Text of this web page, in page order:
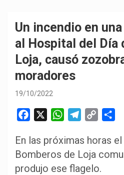
Un incendio en
al Hospital del Día
Loja, causó
moradores
19/10/2022
c
e
b
W
a
t
s
l
e
g
p
y
L
m
p
En las próximas horas
Bomberos de Loja
produjo ese flagelo.